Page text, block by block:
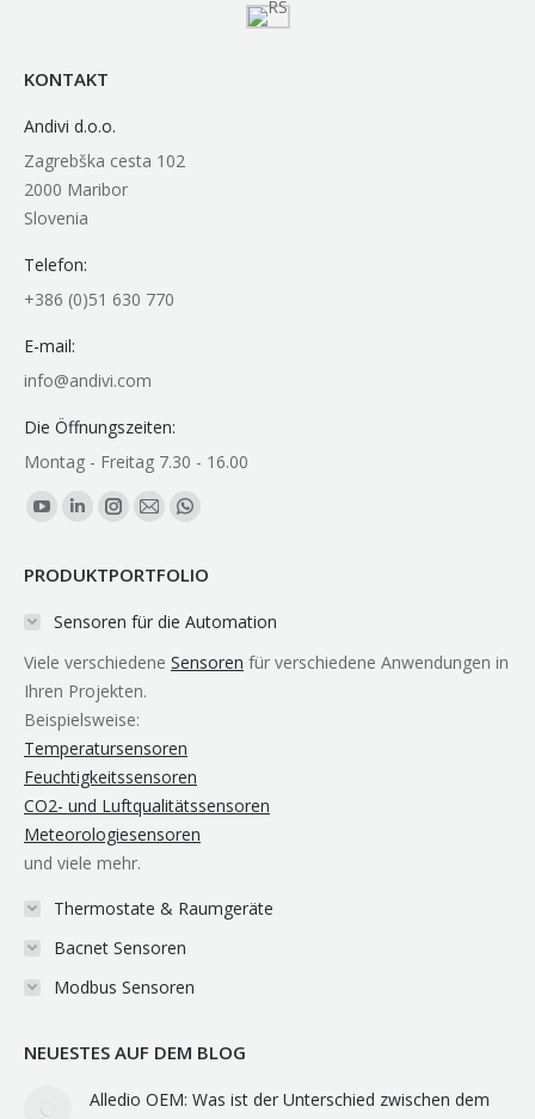
KONTAKT
Andivi d.o.o.
Zagrebška cesta 102
2000 Maribor
Slovenia
Telefon:
+386 (0)51 630 770
E-mail:
info@andivi.com
Die Öffnungszeiten:
Montag - Freitag 7.30 - 16.00
Finden Sie uns auf:
YouTube
opens
window
Linkedin
opens
window
Instagram
opens
window
E-
page
opens
new
Whatsapp
opens
in
window
PRODUKTPORTFOLIO
Sensoren für die Automation
Viele verschiedene Sensoren für verschiedene Anwendungen in
Ihren Projekten.
Beispielsweise:
Temperatursensoren
Feuchtigkeitssensoren
CO2- und Luftqualitätssensoren
Meteorologiesensoren
und viele mehr.
Thermostate & Raumgeräte
Bacnet Sensoren
Modbus Sensoren
NEUESTES AUF DEM BLOG
Alledio OEM: Was ist der Unterschied zwischen dem